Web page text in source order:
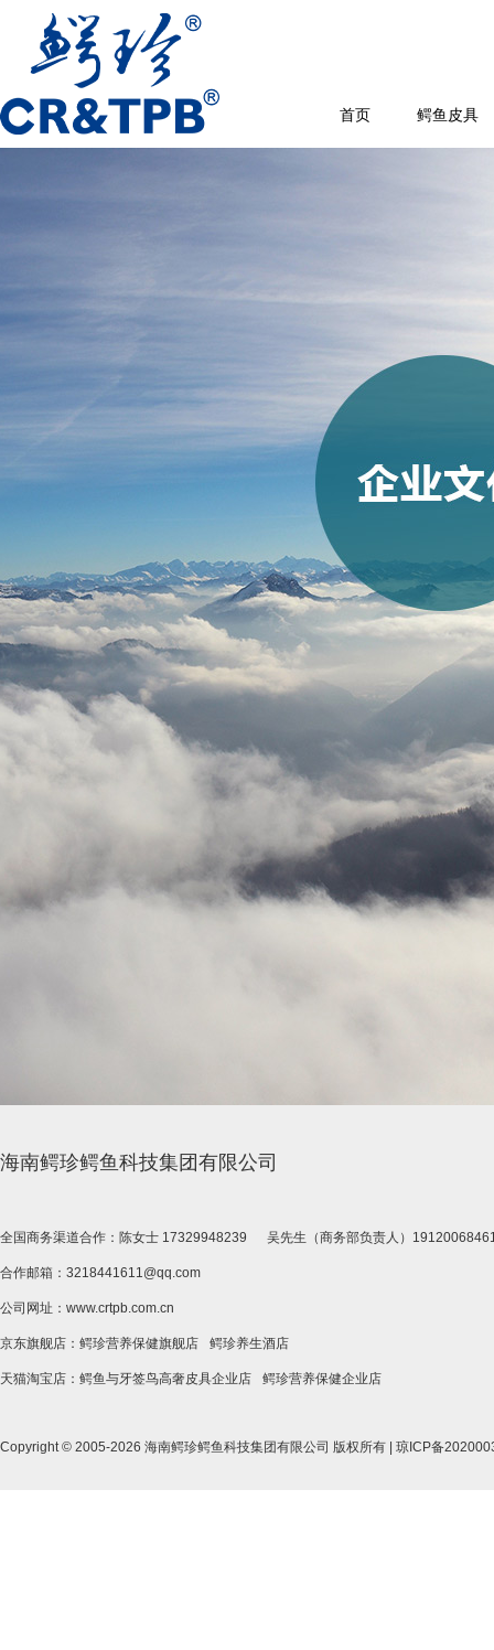
首页 鳄鱼皮具
海南鳄珍鳄鱼科技集团有限公司
全国商务渠道合作：陈女士 17329948239 吴先生（商务部负责人）
合作邮箱：3218441611@qq.com
公司网址：www.crtpb.com.cn
京东旗舰店： 鳄珍营养保健旗舰店 鳄珍养生酒店
天猫淘宝店： 鳄鱼与牙签鸟高奢皮具企业店 鳄珍营养保健企业店
Copyright © 2005-2026 海南鳄珍鳄鱼科技集团有限公司 版权所有 | 琼ICP备